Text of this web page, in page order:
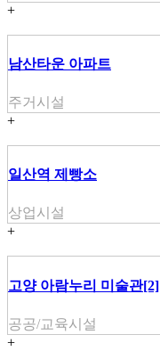
+
남산타운 아파트
주거시설
+
일산역 제빵소
상업시설
+
고양 아람누리 미술관[2]
공공/교육시설
+